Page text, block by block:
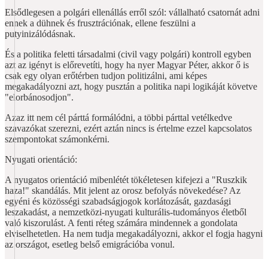
Elsődlegesen a polgári ellenállás erről szól: vállalható csatornát adni
ennek a dühnek és frusztrációnak, ellene feszülni a
putyinizálódásnak.
És a politika feletti társadalmi (civil vagy polgári) kontroll egyben
azt az igényt is előrevetíti, hogy ha nyer Magyar Péter, akkor ő is
csak egy olyan erőtérben tudjon politizálni, ami képes
megakadályozni azt, hogy pusztán a politika napi logikáját követve
"elorbánosodjon".
Azaz itt nem cél párttá formálódni, a többi párttal vetélkedve
szavazókat szerezni, ezért aztán nincs is értelme ezzel kapcsolatos
szempontokat számonkérni.
Nyugati orientáció:
A nyugatos orientáció mibenlétét tökéletesen kifejezi a "Ruszkik
haza!" skandálás. Mit jelent az orosz befolyás növekedése? Az
egyéni és közösségi szabadságjogok korlátozását, gazdasági
leszakadást, a nemzetközi-nyugati kulturális-tudományos életből
való kiszorulást. A fenti réteg számára mindennek a gondolata
elviselhetetlen. Ha nem tudja megakadályozni, akkor el fogja hagyni
az országot, esetleg belső emigrációba vonul.